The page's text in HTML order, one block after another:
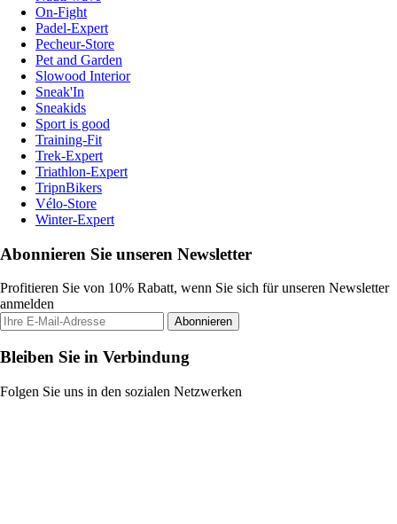
On-Fight
Padel-Expert
Pecheur-Store
Pet and Garden
Slowood Interior
Sneak'In
Sneakids
Sport is good
Training-Fit
Trek-Expert
Triathlon-Expert
TripnBikers
Vélo-Store
Winter-Expert
Abonnieren Sie unseren Newsletter
Profitieren Sie von 10% Rabatt, wenn Sie sich für unseren Newsletter
anmelden
Abonnieren
Bleiben Sie in Verbindung
Folgen Sie uns in den sozialen Netzwerken